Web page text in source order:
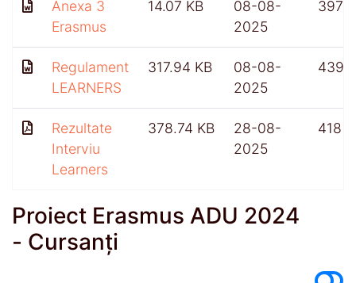
Anexa 3
Erasmus
14.07 KB
08-08-
2025
397
Regulament
LEARNERS
317.94 KB
08-08-
2025
439
Rezultate
Interviu
Learners
378.74 KB
28-08-
2025
418
Proiect Erasmus ADU 2024
- Cursanți